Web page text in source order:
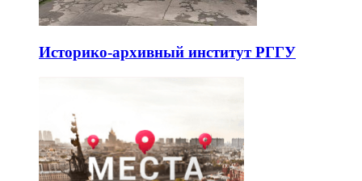
Историко-архивный институт РГГУ